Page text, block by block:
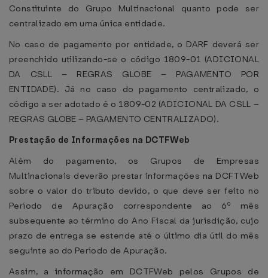
Constituinte do Grupo Multinacional quanto pode ser
centralizado em uma única entidade.
No caso de pagamento por entidade, o DARF deverá ser
preenchido utilizando-se o código 1809-01 (ADICIONAL
DA CSLL – REGRAS GLOBE – PAGAMENTO POR
ENTIDADE). Já no caso do pagamento centralizado, o
código a ser adotado é o 1809-02 (ADICIONAL DA CSLL –
REGRAS GLOBE – PAGAMENTO CENTRALIZADO).
Prestação de Informações na DCTFWeb
Além do pagamento, os Grupos de Empresas
Multinacionais deverão prestar informações na DCFTWeb
sobre o valor do tributo devido, o que deve ser feito no
Período de Apuração correspondente ao 6º mês
subsequente ao término do Ano Fiscal da jurisdição, cujo
prazo de entrega se estende até o último dia útil do mês
seguinte ao do Período de Apuração.
Assim, a informação em DCTFWeb pelos Grupos de